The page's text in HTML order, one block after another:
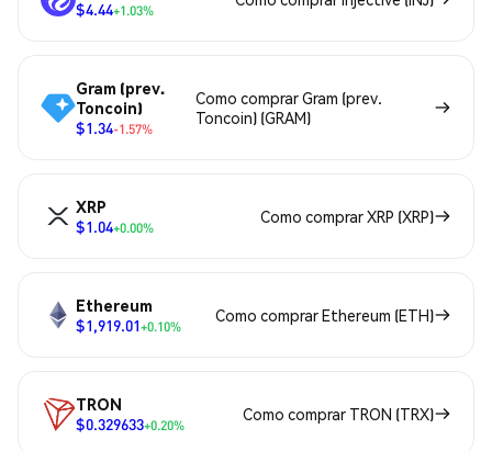
$4.44+1.03%
Gram (prev.
Toncoin)
$1.34-1.57%
Como comprar Gram (prev.
Toncoin) (GRAM)
XRP
$1.04+0.00%
Como comprar XRP (XRP)
Ethereum
$1,919.01+0.10%
Como comprar Ethereum (ETH)
TRON
$0.329633+0.20%
Como comprar TRON (TRX)